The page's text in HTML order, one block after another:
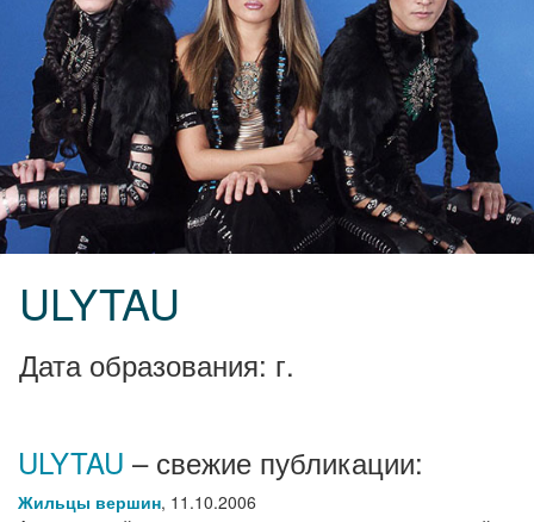
ULYTAU
Дата образования: г.
ULYTAU – свежие публикации:
Жильцы вершин, 11.10.2006